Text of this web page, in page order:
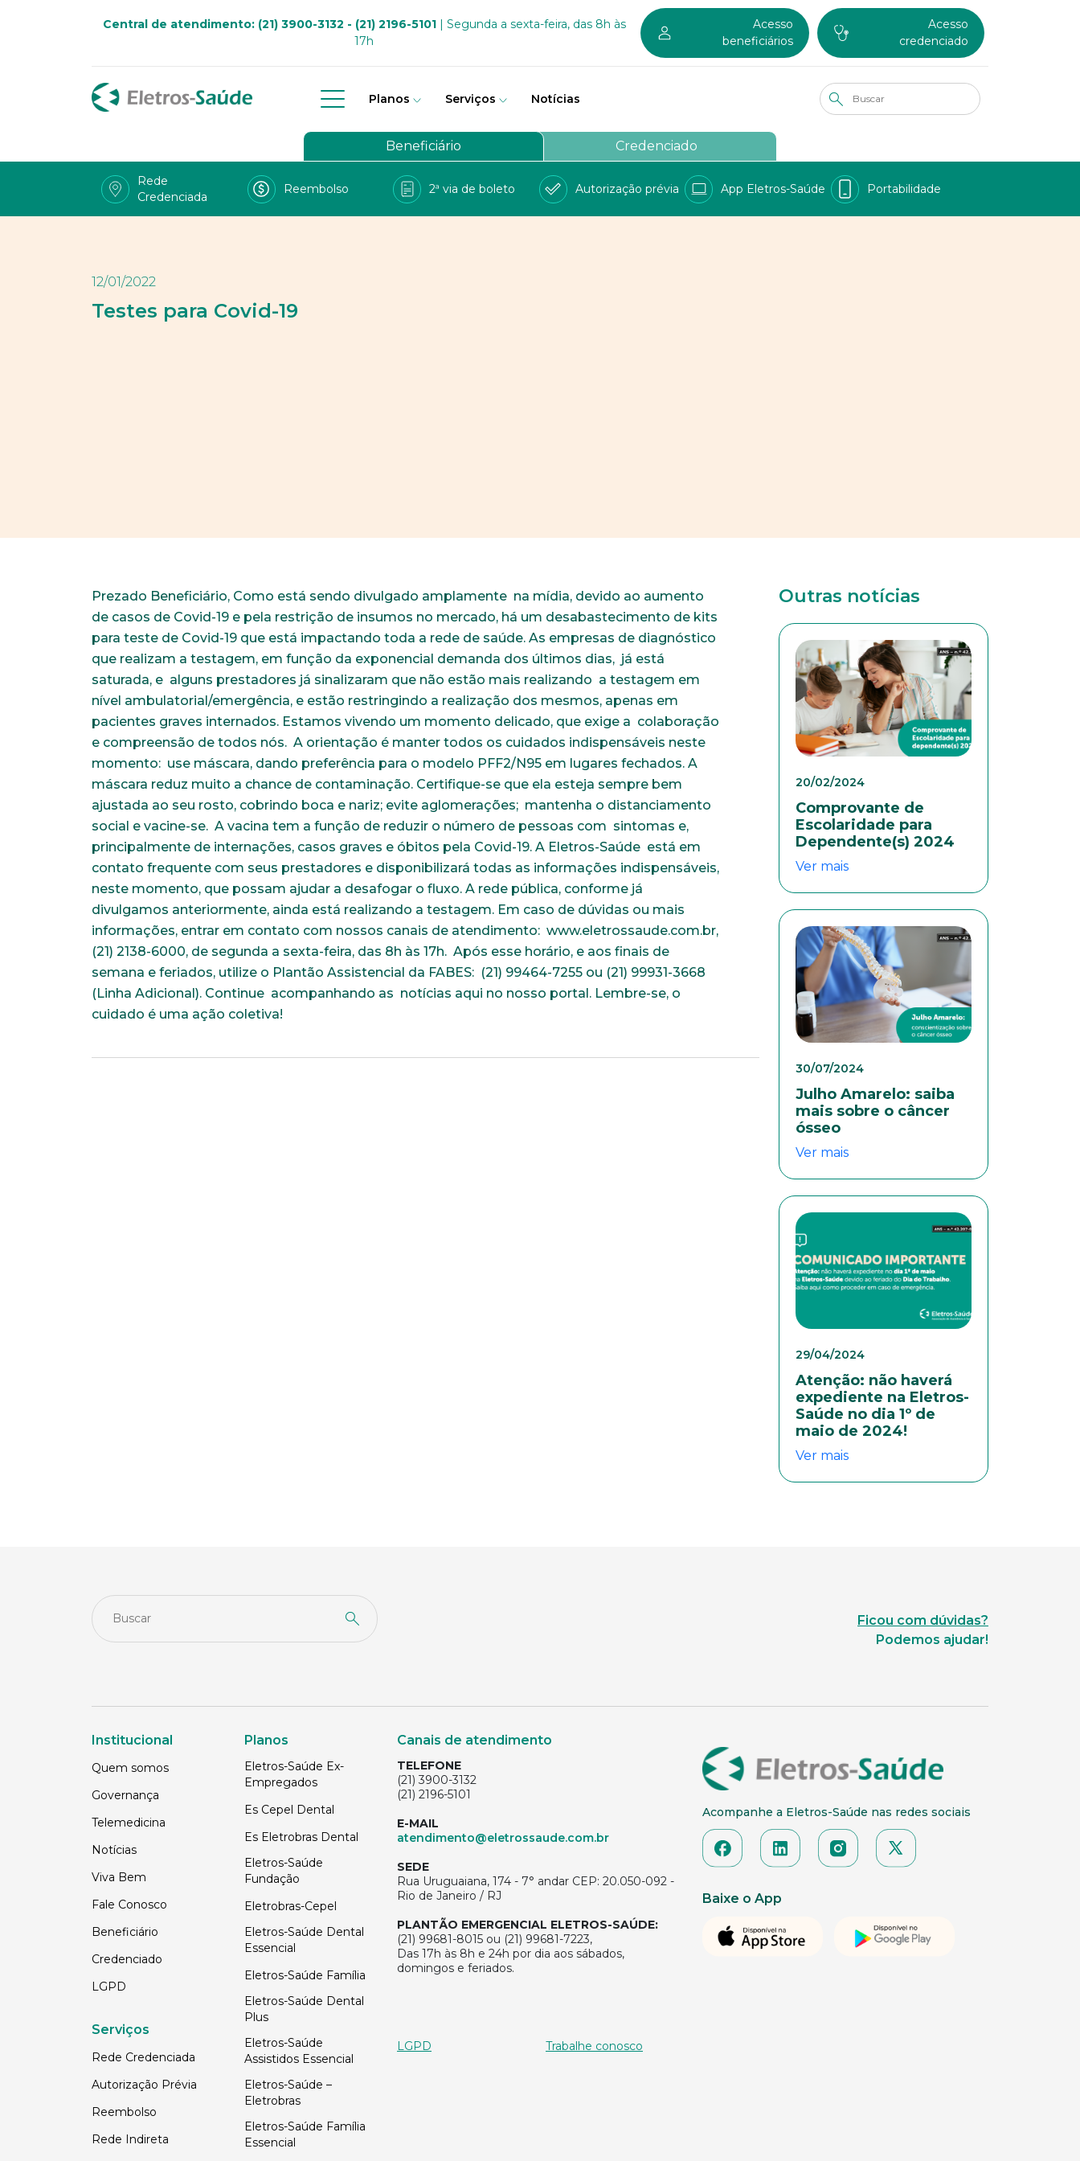
Central de atendimento: (21) 3900-3132 - (21) 2196-5101| Segunda a sexta-feira, das 8h às
17h
Acesso
beneficiários
Acesso
credenciado
Planos Serviços Notícias
Quem somos
Governança
Viva Bem
Beneficiário Credenciado
Rede
Credenciada
Reembolso 2ª via de boleto Autorização prévia App Eletros-Saúde Portabilidade
12/01/2022
Testes para Covid-19
Prezado Beneficiário, Como está sendo divulgado amplamente na mídia, devido ao aumento
de casos de Covid-19 e pela restrição de insumos no mercado, há um desabastecimento de kits
para teste de Covid-19 que está impactando toda a rede de saúde. As empresas de diagnóstico
que realizam a testagem, em função da exponencial demanda dos últimos dias, já está
saturada, e alguns prestadores já sinalizaram que não estão mais realizando a testagem em
nível ambulatorial/emergência, e estão restringindo a realização dos mesmos, apenas em
pacientes graves internados. Estamos vivendo um momento delicado, que exige a colaboração
e compreensão de todos nós. A orientação é manter todos os cuidados indispensáveis neste
momento: use máscara, dando preferência para o modelo PFF2/N95 em lugares fechados. A
máscara reduz muito a chance de contaminação. Certifique-se que ela esteja sempre bem
ajustada ao seu rosto, cobrindo boca e nariz; evite aglomerações; mantenha o distanciamento
social e vacine-se. A vacina tem a função de reduzir o número de pessoas com sintomas e,
principalmente de internações, casos graves e óbitos pela Covid-19. A Eletros-Saúde está em
contato frequente com seus prestadores e disponibilizará todas as informações indispensáveis,
neste momento, que possam ajudar a desafogar o fluxo. A rede pública, conforme já
divulgamos anteriormente, ainda está realizando a testagem. Em caso de dúvidas ou mais
informações, entrar em contato com nossos canais de atendimento: www.eletrossaude.com.br,
(21) 2138-6000, de segunda a sexta-feira, das 8h às 17h. Após esse horário, e aos finais de
semana e feriados, utilize o Plantão Assistencial da FABES: (21) 99464-7255 ou (21) 99931-3668
(Linha Adicional). Continue acompanhando as notícias aqui no nosso portal. Lembre-se, o
cuidado é uma ação coletiva!
Outras notícias
20/02/2024
Comprovante de
Escolaridade para
Dependente(s) 2024
Ver mais
30/07/2024
Julho Amarelo: saiba
mais sobre o câncer
ósseo
Ver mais
29/04/2024
Atenção: não haverá
expediente na Eletros-
Saúde no dia 1º de
maio de 2024!
Ver mais
Ficou com dúvidas?
Podemos ajudar!
Institucional
Quem somos
Governança
Telemedicina
Notícias
Viva Bem
Fale Conosco
Beneficiário
Credenciado
LGPD
Serviços
Rede Credenciada
Autorização Prévia
Reembolso
Rede Indireta
Planos
Eletros-Saúde Ex-
Empregados
Es Cepel Dental
Es Eletrobras Dental
Eletros-Saúde
Fundação
Eletrobras-Cepel
Eletros-Saúde Dental
Essencial
Eletros-Saúde Família
Eletros-Saúde Dental
Plus
Eletros-Saúde
Assistidos Essencial
Eletros-Saúde –
Eletrobras
Eletros-Saúde Família
Essencial
Canais de atendimento
TELEFONE
(21) 3900-3132
(21) 2196-5101
E-MAIL
atendimento@eletrossaude.com.br
SEDE
Rua Uruguaiana, 174 - 7° andar CEP: 20.050-092 -
Rio de Janeiro / RJ
PLANTÃO EMERGENCIAL ELETROS-SAÚDE:
(21) 99681-8015 ou (21) 99681-7223,
Das 17h às 8h e 24h por dia aos sábados,
domingos e feriados.
LGPD Trabalhe conosco
Acompanhe a Eletros-Saúde nas redes sociais
Baixe o App
Trabalhe conosco
Faça parte de uma instituição sólida, ética e comprometida com o bem-estar dos seus colaboradores. Preencha